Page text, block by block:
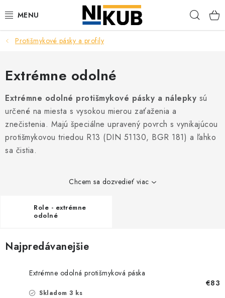
na
EKOLÓGIA
BEZPEČNOSŤ
ORGANIZÁCIA PREVÁDZKY
ZDRAVIE
Obchodné podmienky
Protišmykové pásky a profily
Extrémne odolné
Extrémne odolné protišmykové pásky a nálepky sú
určené na miesta s vysokou mierou zaťaženia a
znečistenia. Majú špeciálne upravený povrch s vynikajúcou
protišmykovou triedou R13 (DIN 51130, BGR 181) a ľahko
sa čistia.
Chcem sa dozvedieť viac
Role - extrémne
odolné
Najpredávanejšie
Extrémne odolná protišmyková páska
Skladom 3 ks
€83